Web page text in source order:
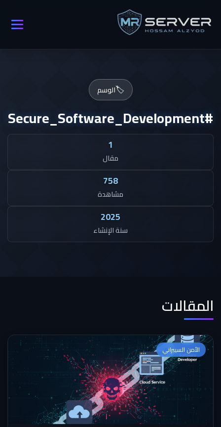
🏷️الوسم
#Secure_Software_Development
1
مقال
758
مشاهدة
2025
سنة الإنشاء
المقالات
الأمن السيبراني